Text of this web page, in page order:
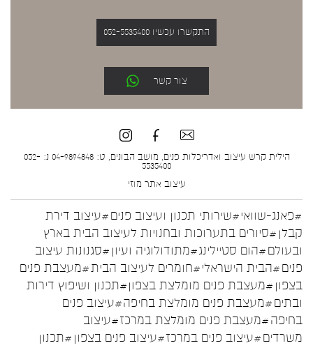
התקשרו עכשיו 052-5535400
צור קשר
הילית קרש עיצוב ואדריכלות פנים, מושב הבונים, ט: 04-9894848 נ: 052-
5535400
עיצוב אתר מוזי
#פאנג-שוואי#שירותי תכנון ועיצוב פנים#עיצוב דירת
קבלן #סיורים בתערוכות ובחנויות לעיצוב הבית בארץ
ובעולם#הום סטיילינג#מתודולוגיה ועיון #סגנונות עיצוב
פנים#הבית הישראלי#חומרים לעיצוב הבית#מעצבת פנים
בצפון #מעצבת פנים מומלצת בצפון#תכנון ושיפוץ דירות
ובתים#מעצבת פנים מומלצת בחיפה#עיצוב פנים
בחיפה#מעצבת פנים מומלצת במרכז#עיצוב
משרדים#עיצוב פנים במרכז#עיצוב פנים בצפון #תכנון